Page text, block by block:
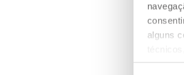
alguns